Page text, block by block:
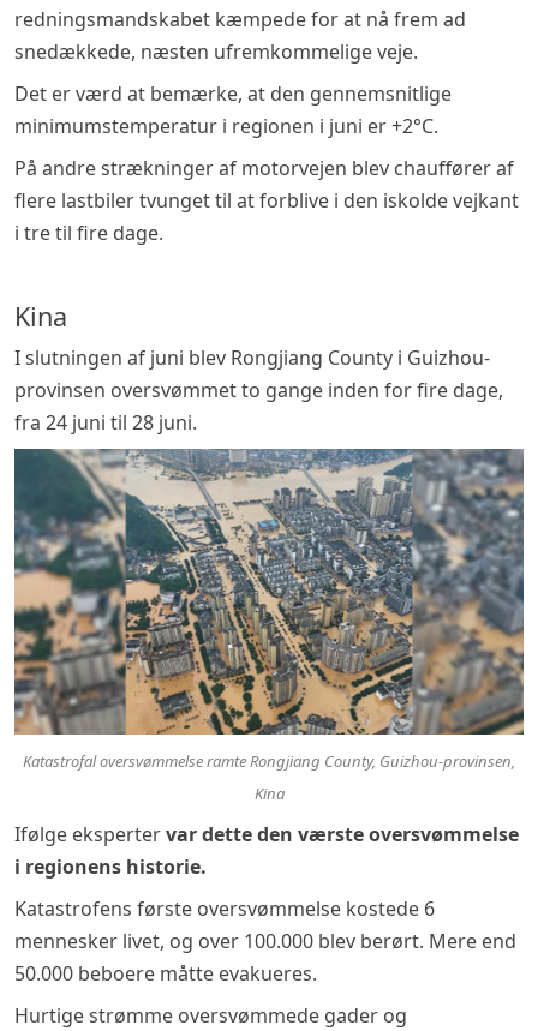
redningsmandskabet kæmpede for at nå frem ad
snedækkede, næsten ufremkommelige veje.
Det er værd at bemærke, at den gennemsnitlige
minimumstemperatur i regionen i juni er +2°C.
På andre strækninger af motorvejen blev chauffører af
flere lastbiler tvunget til at forblive i den iskolde vejkant
i tre til fire dage.
Kina
I slutningen af juni blev Rongjiang County i Guizhou-
provinsen oversvømmet to gange inden for fire dage,
fra 24 juni til 28 juni.
Katastrofal oversvømmelse ramte Rongjiang County, Guizhou-provinsen,
Kina
Ifølge ekspertervar dette den værste oversvømmelse
i regionens historie.
Katastrofens første oversvømmelse kostede 6
mennesker livet, og over 100.000 blev berørt. Mere end
50.000 beboere måtte evakueres.
Hurtige strømme oversvømmede gader og